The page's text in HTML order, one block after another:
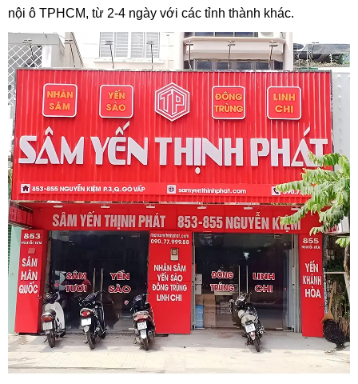
nội ô TPHCM, từ 2-4 ngày với các tỉnh thành khác.